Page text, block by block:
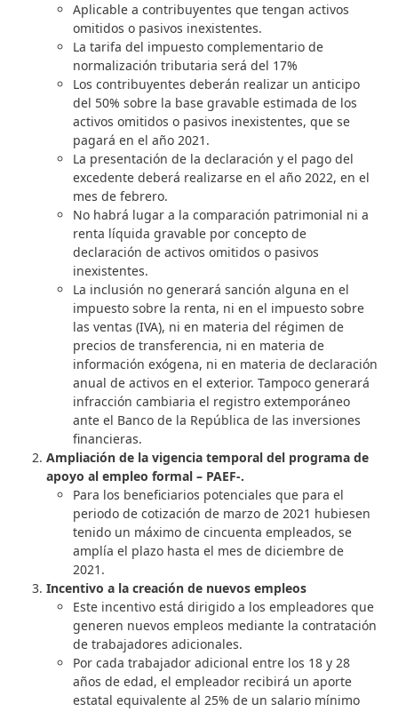
Aplicable a contribuyentes que tengan activos
omitidos o pasivos inexistentes.
La tarifa del impuesto complementario de
normalización tributaria será del 17%
Los contribuyentes deberán realizar un anticipo
del 50% sobre la base gravable estimada de los
activos omitidos o pasivos inexistentes, que se
pagará en el año 2021.
La presentación de la declaración y el pago del
excedente deberá realizarse en el año 2022, en el
mes de febrero.
No habrá lugar a la comparación patrimonial ni a
renta líquida gravable por concepto de
declaración de activos omitidos o pasivos
inexistentes.
La inclusión no generará sanción alguna en el
impuesto sobre la renta, ni en el impuesto sobre
las ventas (IVA), ni en materia del régimen de
precios de transferencia, ni en materia de
información exógena, ni en materia de declaración
anual de activos en el exterior. Tampoco generará
infracción cambiaria el registro extemporáneo
ante el Banco de la República de las inversiones
financieras.
Ampliación de la vigencia temporal del programa de
apoyo al empleo formal – PAEF-.
Para los beneficiarios potenciales que para el
periodo de cotización de marzo de 2021 hubiesen
tenido un máximo de cincuenta empleados, se
amplía el plazo hasta el mes de diciembre de
2021.
Incentivo a la creación de nuevos empleos
Este incentivo está dirigido a los empleadores que
generen nuevos empleos mediante la contratación
de trabajadores adicionales.
Por cada trabajador adicional entre los 18 y 28
años de edad, el empleador recibirá un aporte
estatal equivalente al 25% de un salario mínimo